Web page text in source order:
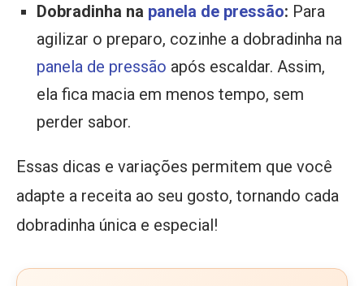
Dobradinha na panela de pressão: Para
agilizar o preparo, cozinhe a dobradinha na
panela de pressão após escaldar. Assim,
ela fica macia em menos tempo, sem
perder sabor.
Essas dicas e variações permitem que você
adapte a receita ao seu gosto, tornando cada
dobradinha única e especial!